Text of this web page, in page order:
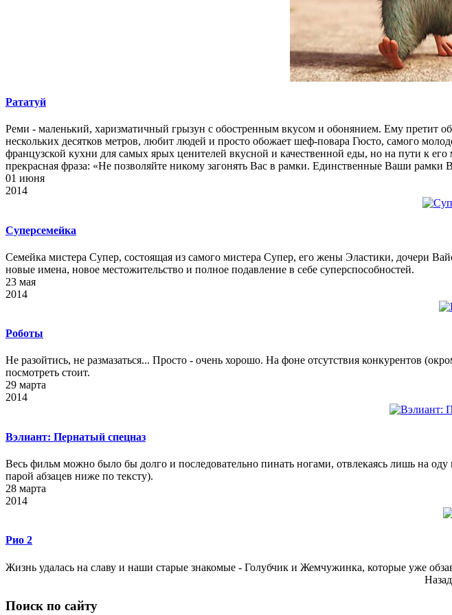
Рататуй
Реми - маленький, харизматичный грызун с обостренным вкусом и обонянием. Ему претит
нескольких десятков метров, любит людей и просто обожает шеф-повара Гюсто, самого
французской кухни для самых ярых ценителей вкусной и качественной еды, но на пути к
прекрасная фраза: «Не позволяйте никому загонять Вас в рамки. Единственные Ваши рамки
01 июня
2014
Суперсемейка
Семейка мистера Супер, состоящая из самого мистера Супер, его жены Эластики, дочери
новые имена, новое местожительство и полное подавление в себе суперспособностей.
23 мая
2014
Роботы
Не разойтись, не размазаться... Просто - очень хорошо. На фоне отсутствия конкурентов
посмотреть стоит.
29 марта
2014
Вэлиант: Пернатый спецназ
Весь фильм можно было бы долго и последовательно пинать ногами, отвлекаясь лишь на
парой абзацев ниже по тексту).
28 марта
2014
Рио 2
Жизнь удалась на славу и наши старые знакомые - Голубчик и Жемчужинка, которые уже
Назад
Поиск по сайту